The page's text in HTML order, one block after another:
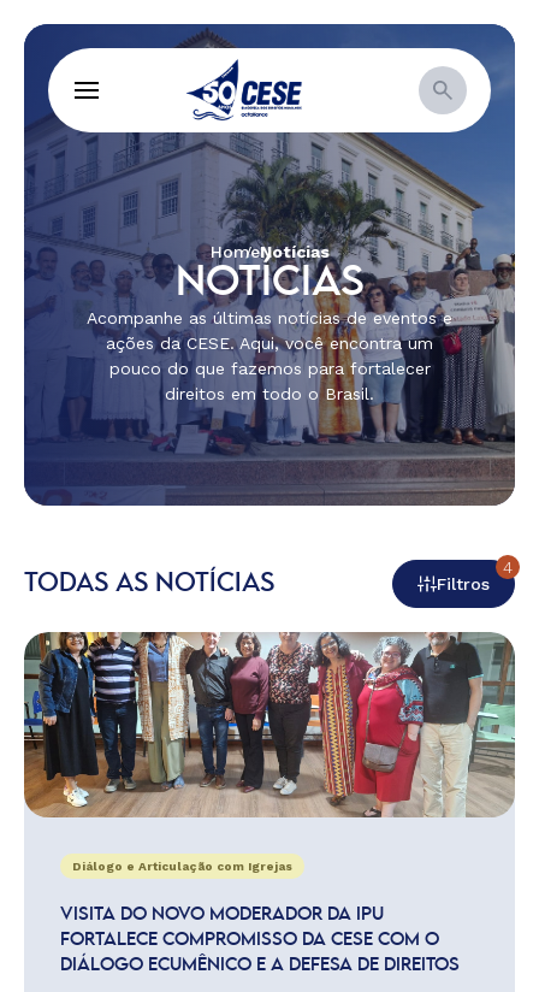
HomeNotícias
NOTÍCIAS
Acompanhe as últimas notícias de eventos e
ações da CESE. Aqui, você encontra um
pouco do que fazemos para fortalecer
direitos em todo o Brasil.
TODAS AS NOTÍCIAS Filtros
4
Diálogo e Articulação com Igrejas
VISITA DO NOVO MODERADOR DA IPU
FORTALECE COMPROMISSO DA CESE COM O
DIÁLOGO ECUMÊNICO E A DEFESA DE DIREITOS